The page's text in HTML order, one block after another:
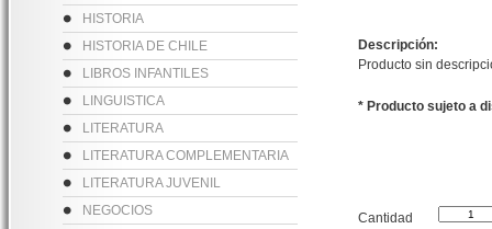
HISTORIA
HISTORIA DE CHILE
LIBROS INFANTILES
LINGUISTICA
LITERATURA
LITERATURA COMPLEMENTARIA
LITERATURA JUVENIL
NEGOCIOS
Descripción:
Producto sin
* Producto sujeto a
Cantidad